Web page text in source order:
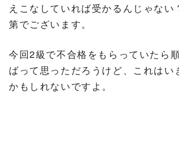
えこなしていれば受かるんじゃない
第でございます。
今回2級で不合格をもらっていたら
ばって思っただろうけど、これはい
かもしれないですよ。